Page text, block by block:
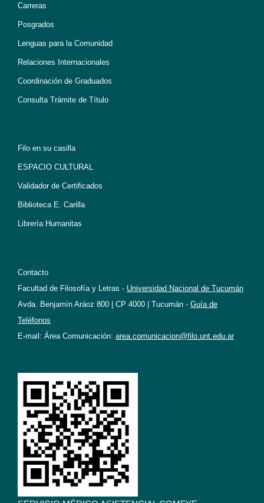
Carreras
Posgrados
Lenguas para la Comunidad
Relaciones Internacionales
Coordinación de Graduados
Consulta Trámite de Título
Filo en su casilla
ESPACIO CULTURAL
Validador de Certificados
Biblioteca E. Carilla
Librería Humanitas
Contacto
Facultad de Filosofía y Letras - Universidad Nacional de Tucumán
Avda. Benjamín Aráoz 800 | CP 4000 | Tucumán - Guía de
Teléfonos
E-mail: Área Comunicación: area.comunicacion@filo.unt.edu.ar